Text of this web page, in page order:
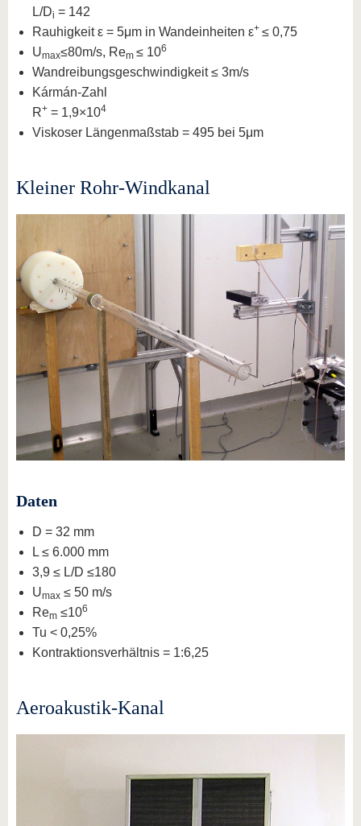
L/Di = 142
Rauhigkeit ε = 5μm in Wandeinheiten ε+ ≤ 0,75
Umax≤80m/s, Rem ≤ 106
Wandreibungsgeschwindigkeit ≤ 3m/s
Kármán-Zahl
R+ = 1,9×104
Viskoser Längenmaßstab = 495 bei 5μm
Kleiner Rohr-Windkanal
Daten
D = 32 mm
L ≤ 6.000 mm
3,9 ≤ L/D ≤180
Umax ≤ 50 m/s
Rem ≤106
Tu < 0,25%
Kontraktionsverhältnis = 1:6,25
Aeroakustik-Kanal